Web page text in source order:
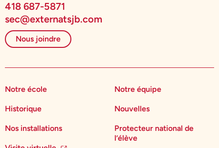
418 687-5871
sec@externatsjb.com
Nous joindre
Notre école
Historique
Nos installations
Notre équipe
Nouvelles
Protecteur national de
l’élève